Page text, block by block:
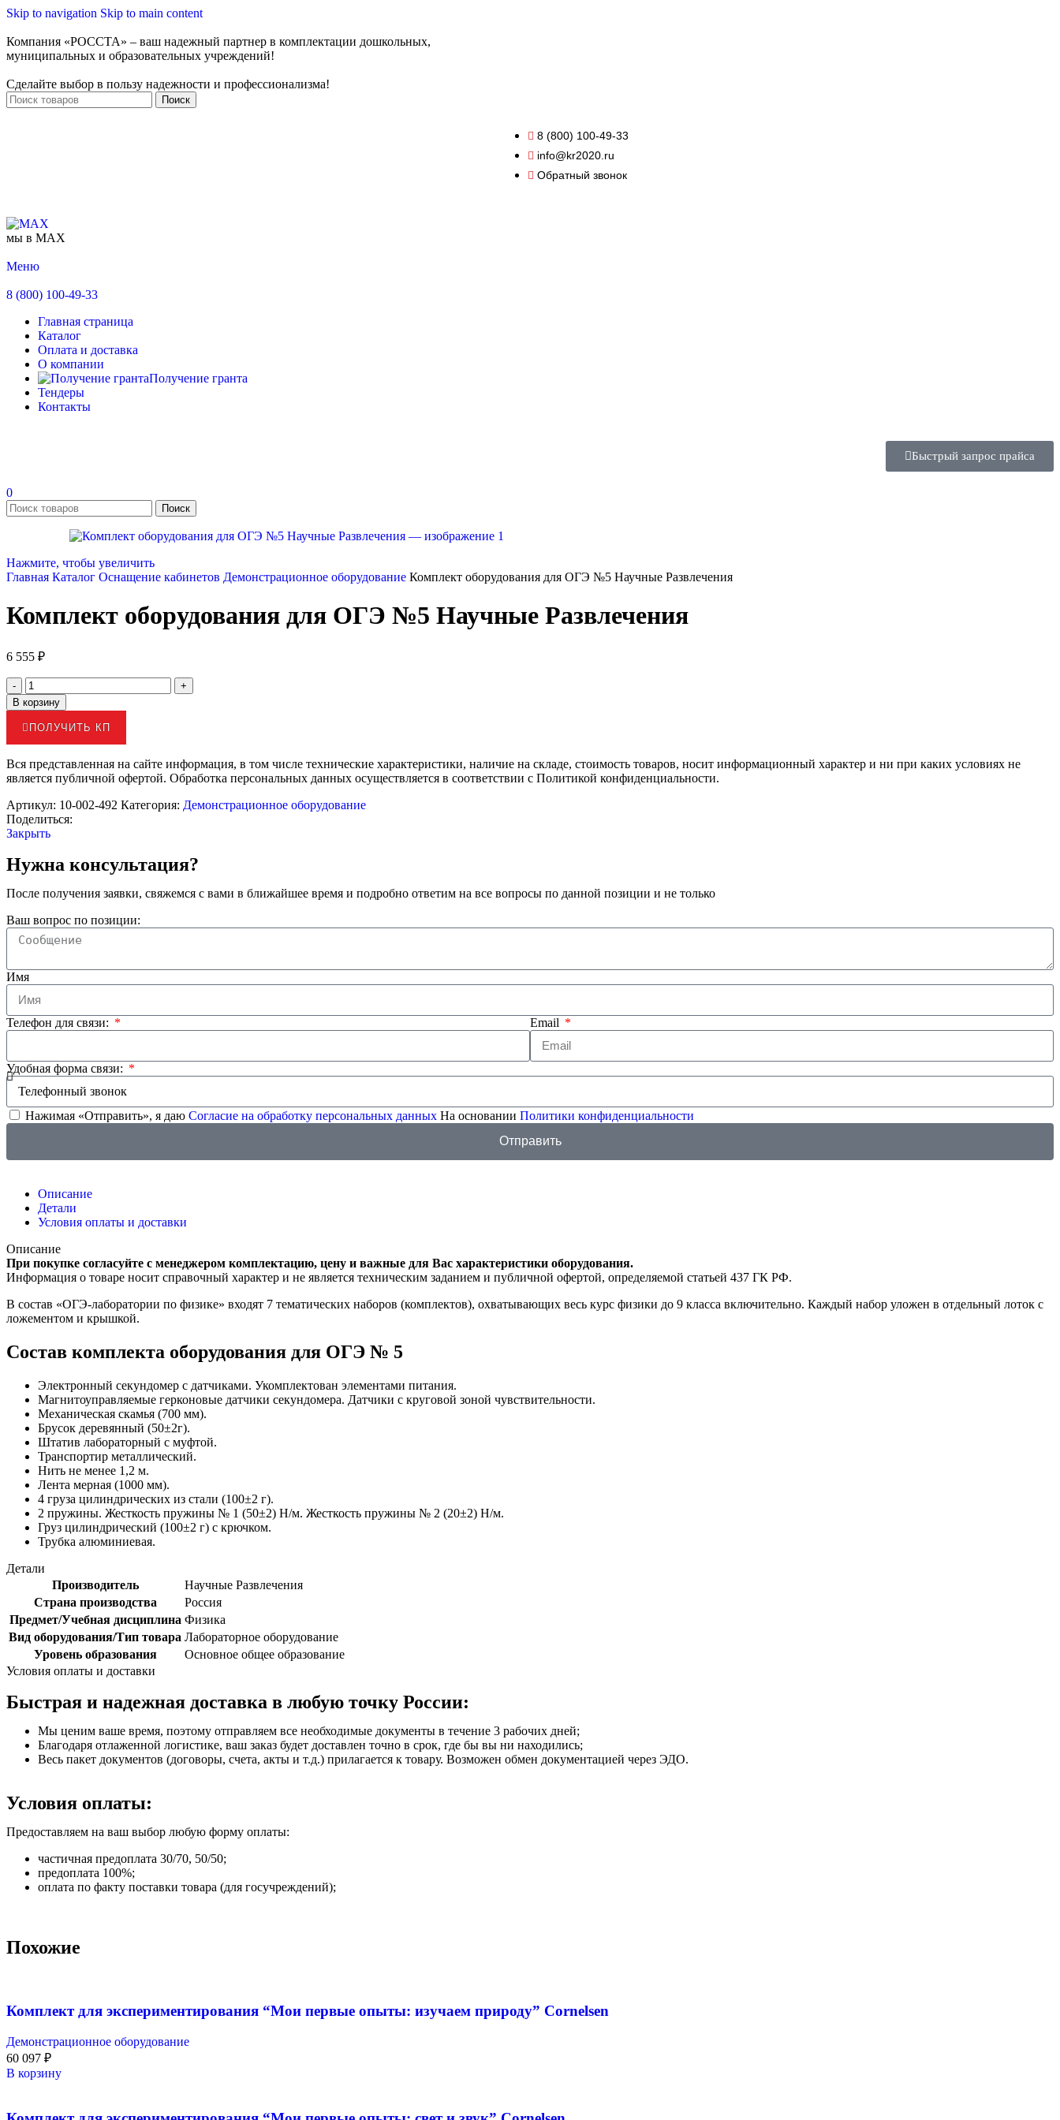
Skip to navigation Skip to main content
Компания «РОССТА» – ваш надежный партнер в комплектации дошкольных,
муниципальных и образовательных учреждений!
Сделайте выбор в пользу надежности и профессионализма!
Поиск
8 (800) 100-49-33
info@kr2020.ru
Обратный звонок
мы в MAX
Меню
8 (800) 100-49-33
Главная страница
Каталог
Оплата и доставка
О компании
Получение гранта
Тендеры
Контакты
Быстрый запрос прайса
0
Поиск
Нажмите, чтобы увеличить
Главная Каталог Оснащение кабинетов Демонстрационное оборудование Комплект оборудования для ОГЭ №5 Научные Развлечения
Комплект оборудования для ОГЭ №5 Научные Развлечения
6 555 ₽
В корзину
ПОЛУЧИТЬ КП
Вся представленная на сайте информация, в том числе технические характеристики, наличие на складе, стоимость товаров, носит информационный характер и ни при каких условиях не
является публичной офертой. Обработка персональных данных осуществляется в соответствии с Политикой конфиденциальности.
Артикул: 10-002-492 Категория: Демонстрационное оборудование
Поделиться:
Закрыть
Нужна консультация?
После получения заявки, свяжемся с вами в ближайшее время и подробно ответим на все вопросы по данной позиции и не только
Ваш вопрос по позиции:
Имя
Телефон для связи: Email
Удобная форма связи:
Нажимая «Отправить», я даю Согласие на обработку персональных данных На основании Политики конфиденциальности
Отправить
Описание
Детали
Условия оплаты и доставки
Описание
При покупке согласуйте с менеджером комплектацию, цену и важные для Вас характеристики оборудования.
Информация о товаре носит справочный характер и не является техническим заданием и публичной офертой, определяемой статьей 437 ГК РФ.
В состав «ОГЭ-лаборатории по физике» входят 7 тематических наборов (комплектов), охватывающих весь курс физики до 9 класса включительно. Каждый набор уложен в отдельный лоток с
ложементом и крышкой.
Состав комплекта оборудования для ОГЭ № 5
Электронный секундомер с датчиками. Укомплектован элементами питания.
Магнитоуправляемые герконовые датчики секундомера. Датчики с круговой зоной чувствительности.
Механическая скамья (700 мм).
Брусок деревянный (50±2г).
Штатив лабораторный с муфтой.
Транспортир металлический.
Нить не менее 1,2 м.
Лента мерная (1000 мм).
4 груза цилиндрических из стали (100±2 г).
2 пружины. Жесткость пружины № 1 (50±2) Н/м. Жесткость пружины № 2 (20±2) Н/м.
Груз цилиндрический (100±2 г) с крючком.
Трубка алюминиевая.
Детали
Производитель
Научные Развлечения
Страна производства
Россия
Предмет/Учебная дисциплина Физика
Вид оборудования/Тип товара Лабораторное оборудование
Уровень образования
Основное общее образование
Условия оплаты и доставки
Быстрая и надежная доставка в любую точку России:
Мы ценим ваше время, поэтому отправляем все необходимые документы в течение 3 рабочих дней;
Благодаря отлаженной логистике, ваш заказ будет доставлен точно в срок, где бы вы ни находились;
Весь пакет документов (договоры, счета, акты и т.д.) прилагается к товару. Возможен обмен документацией через ЭДО.
Условия оплаты:
Предоставляем на ваш выбор любую форму оплаты:
частичная предоплата 30/70, 50/50;
предоплата 100%;
оплата по факту поставки товара (для госучреждений);
Похожие
Комплект для экспериментирования “Мои первые опыты: изучаем природу” Cornelsen
Демонстрационное оборудование
60 097 ₽
В корзину